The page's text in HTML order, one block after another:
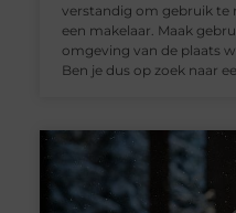
verstandig om gebruik te
een makelaar. Maak
omgeving van de plaats
Ben je dus op zoek naar